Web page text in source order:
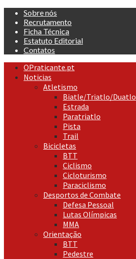
Skip
content
Sobre nós
Recrutamento
Ficha Técnica
Estatuto Editorial
Contatos
Primary
Menu
OPraticante.pt
Noticias
Atletismo
Biatle/Triatlo/Duatlo
Estrada
Paratriatlo
Pista
Trail
Bicicletas
BTT
Ciclismo
Cicloturismo
Paraciclismo
Desportos de Combate
Defesa Pessoal
Lutas Olímpicas
MMA
Orientação
BTT
Pedestre